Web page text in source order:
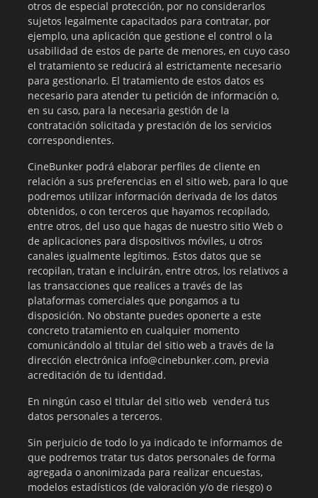
otros de especial protección, por no considerarlos
sujetos legalmente capacitados para contratar, por
ejemplo, una aplicación que gestione el control o la
usabilidad de estos de parte de menores, en cuyo caso
el tratamiento se reducirá al estrictamente necesario
para gestionarlo. El tratamiento de estos datos es
necesario para atender tu petición de información o,
en su caso, para la necesaria gestión de la
contratación solicitada y prestación de los servicios
correspondientes.
CineBunker podrá elaborar perfiles de cliente en
relación a sus preferencias en el sitio web, para lo que
podremos utilizar información derivada de los datos
obtenidos, o con terceros que hayamos recopilado,
entre otros, del uso que hagas de nuestro sitio Web o
de aplicaciones para dispositivos móviles, u otros
canales igualmente legítimos. Estos datos que se
recopilan, tratan e incluirán, entre otros, los relativos a
las transacciones que realices a través de las
plataformas comerciales que pongamos a tu
disposición. No obstante puedes oponerte a este
concreto tratamiento en cualquier momento
comunicándolo al titular del sitio web a través de la
dirección electrónica info@cinebunker.com, previa
acreditación de tu identidad.
En ningún caso el titular del sitio web venderá tus
datos personales a terceros.
Sin perjuicio de todo lo ya indicado te informamos de
que podremos tratar tus datos personales de forma
agregada o anonimizada para realizar encuestas,
modelos estadísticos (de valoración y/o de riesgo) o